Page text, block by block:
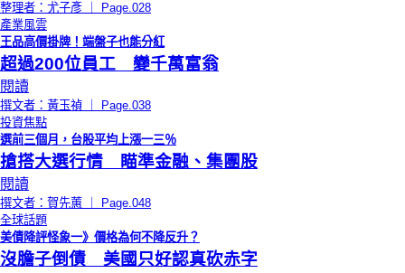
整理者：尤子彥 ｜ Page.028
產業風雲
王品高價掛牌！端盤子也能分紅
超過200位員工 變千萬富翁
閱讀
撰文者：黃玉禎 ｜ Page.038
投資焦點
選前三個月，台股平均上漲一三％
搶搭大選行情 瞄準金融、集團股
閱讀
撰文者：賀先蕙 ｜ Page.048
全球話題
美債降評怪象一》價格為何不降反升？
沒膽子倒債 美國只好認真砍赤字